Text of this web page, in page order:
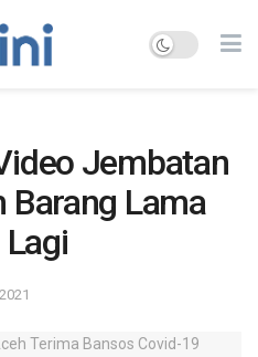
Jembatan
Barang Lama